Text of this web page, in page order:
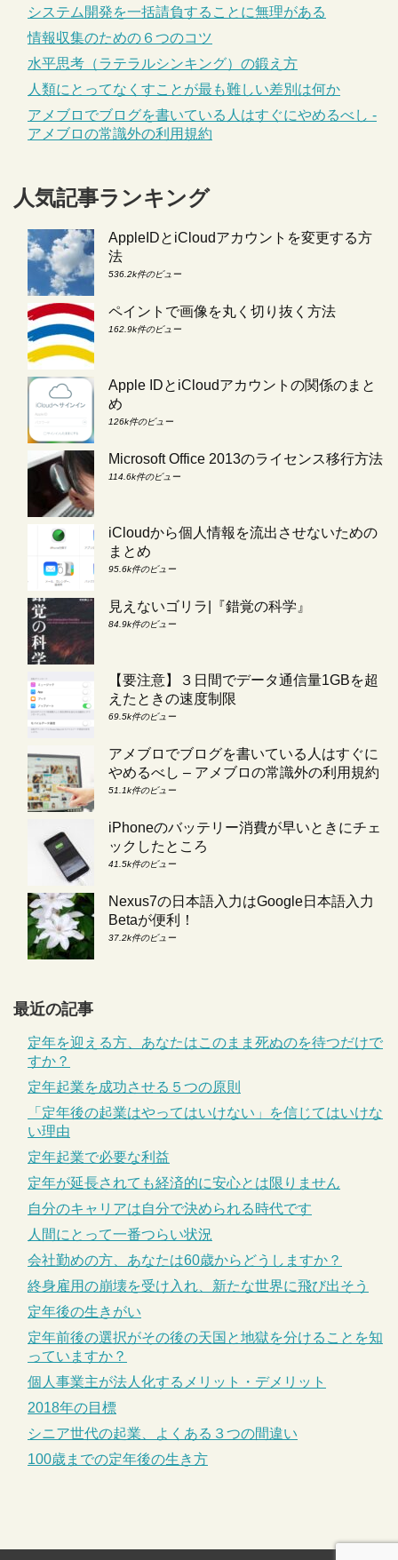
システム開発を一括請負することに無理がある
情報収集のための６つのコツ
水平思考（ラテラルシンキング）の鍛え方
人類にとってなくすことが最も難しい差別は何か
アメブロでブログを書いている人はすぐにやめるべし -
アメブロの常識外の利用規約
人気記事ランキング
AppleIDとiCloudアカウントを変更する方
法
536.2k件のビュー
ペイントで画像を丸く切り抜く方法
162.9k件のビュー
Apple IDとiCloudアカウントの関係のまと
め
126k件のビュー
Microsoft Office 2013のライセンス移行方法
114.6k件のビュー
iCloudから個人情報を流出させないための
まとめ
95.6k件のビュー
見えないゴリラ|『錯覚の科学』
84.9k件のビュー
【要注意】３日間でデータ通信量1GBを超
えたときの速度制限
69.5k件のビュー
アメブロでブログを書いている人はすぐに
やめるべし – アメブロの常識外の利用規約
51.1k件のビュー
iPhoneのバッテリー消費が早いときにチェ
ックしたところ
41.5k件のビュー
Nexus7の日本語入力はGoogle日本語入力
Betaが便利！
37.2k件のビュー
最近の記事
定年を迎える方、あなたはこのまま死ぬのを待つだけで
すか？
定年起業を成功させる５つの原則
「定年後の起業はやってはいけない」を信じてはいけな
い理由
定年起業で必要な利益
定年が延長されても経済的に安心とは限りません
自分のキャリアは自分で決められる時代です
人間にとって一番つらい状況
会社勤めの方、あなたは60歳からどうしますか？
終身雇用の崩壊を受け入れ、新たな世界に飛び出そう
定年後の生きがい
定年前後の選択がその後の天国と地獄を分けることを知
っていますか？
個人事業主が法人化するメリット・デメリット
2018年の目標
シニア世代の起業、よくある３つの間違い
100歳までの定年後の生き方